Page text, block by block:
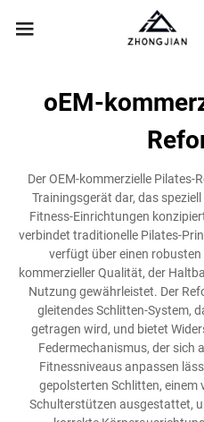
oEM-
Der OEM-kommerzielle
Trainingsgerät dar, das
Fitness-Einrichtungen
verbindet traditionelle Pilates-
verfügt über einen
kommerzieller Qualität, der
Nutzung gewährleistet. Der
gleitendes Schlitten-System,
getragen wird, und bietet
Federmechanismus, der sich
Fitnessniveaus anpassen
gepolsterten Schlitten,
Schulterstützen ausgestattet,